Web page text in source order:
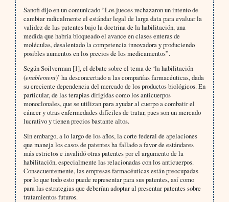
Sanofi dijo en un comunicado “Los jueces rechazaron un intento de
cambiar radicalmente el estándar legal de larga data para evaluar la
validez de las patentes bajo la doctrina de la habilitación, una
medida que habría bloqueado el avance en clases enteras de
moléculas, desalentado la competencia innovadora y produciendo
posibles aumentos en los precios de los medicamentos”.
Según Soilverman [1], el debate sobre el tema de ‘la habilitación
(enablement)’ ha desconcertado a las compañías farmacéuticas, dada
su creciente dependencia del mercado de los productos biológicos. En
particular, de las terapias dirigidas como los anticuerpos
monoclonales, que se utilizan para ayudar al cuerpo a combatir el
cáncer y otras enfermedades difíciles de tratar, pues son un mercado
lucrativo y tienen precios bastante altos.
Sin embargo, a lo largo de los años, la corte federal de apelaciones
que maneja los casos de patentes ha fallado a favor de estándares
más estrictos e invalidó otras patentes por el argumento de la
habilitación, especialmente las relacionadas con los anticuerpos.
Consecuentemente, las empresas farmacéuticas están preocupadas
por lo que todo esto puede representar para sus patentes, así como
para las estrategias que deberían adoptar al presentar patentes sobre
tratamientos futuros.